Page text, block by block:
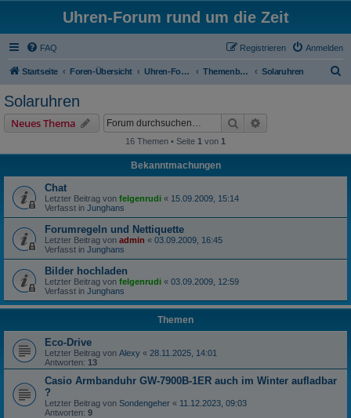
Uhren-Forum rund um die Zeit
FAQ Anmelden
Registrieren
Startseite Foren-Übersicht Uhren-Forum rund um alle Armbanduhren Themenbereiche Solaruhren
Solaruhren
Neues Thema Suche
16 Themen • Seite 1 von 1
Bekanntmachungen
Chat
Letzter Beitrag von felgenrudi « 15.09.2009, 15:14
Verfasst in Junghans
Forumregeln und Nettiquette
Letzter Beitrag von admin « 03.09.2009, 16:45
Verfasst in Junghans
Bilder hochladen
Letzter Beitrag von felgenrudi « 03.09.2009, 12:59
Verfasst in Junghans
Themen
Eco-Drive
Letzter Beitrag von Alexy « 28.11.2025, 14:01
Antworten: 13
Casio Armbanduhr GW-7900B-1ER auch im Winter aufladbar
?
Letzter Beitrag von Sondengeher « 11.12.2023, 09:03
Antworten: 9